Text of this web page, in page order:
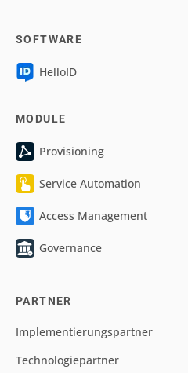
SOFTWARE
HelloID
MODULE
Provisioning
Service Automation
Access Management
Governance
PARTNER
Implementierungspartner
Technologiepartner